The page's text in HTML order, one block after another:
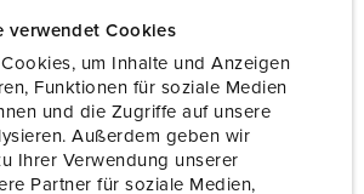
verwendet Cookies
um Inhalte und Anzeigen
Funktionen für soziale Medien
und die Zugriffe auf unsere
Außerdem geben wir
Ihrer Verwendung unserer
Partner für soziale Medien,
Schraubkontakt
standard
IP44